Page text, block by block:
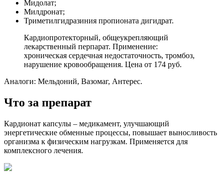
Мидолат;
Милдронат;
Триметилгидразиния пропионата дигидрат.
Кардиопротекторный, общеукрепляющий
лекарственный перпарат. Применение:
хроническая сердечная недостаточность, тромбоз,
нарушение кровообращения. Цена от 174 руб.
Аналоги: Мельдоний, Вазомаг, Антерес.
Что за препарат
Кардионат капсулы – медикамент, улучшающий
энергетические обменные процессы, повышает выносливость
организма к физическим нагрузкам. Применяется для
комплексного лечения.